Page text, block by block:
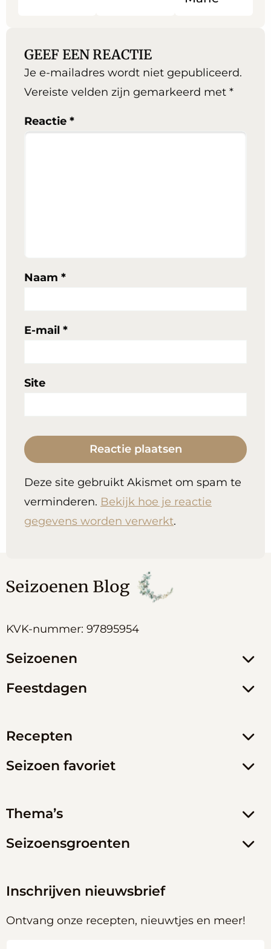
GEEF EEN REACTIE
Je e-mailadres wordt niet gepubliceerd.
Vereiste velden zijn gemarkeerd met *
Reactie *
Naam *
E-mail *
Site
Deze site gebruikt Akismet om spam te
verminderen. Bekijk hoe je reactie
gegevens worden verwerkt.
KVK-nummer: 97895954
Seizoenen
Feestdagen
Recepten
Seizoen favoriet
Thema’s
Seizoensgroenten
Inschrijven nieuwsbrief
Ontvang onze recepten, nieuwtjes en meer!